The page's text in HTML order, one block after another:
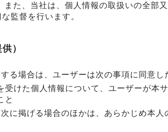
た、当社は、個人情報の取扱いの全部
監督を行います。
）
る場合は、ユーザーは次の事項に同意し
受けた個人情報について、ユーザーが本
と
に掲げる場合のほかは、あらかじめ本